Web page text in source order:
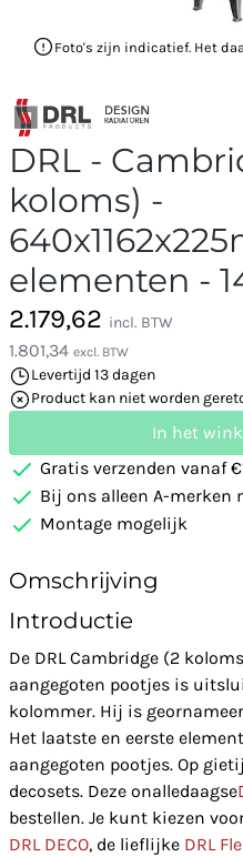
Foto's zijn indicatief. Het
DRL -
koloms) -
elementen -
2.179,62 incl. BTW
1.801,34 excl. BTW
Levertijd 13 dagen
Product kan niet worden
In het
Gratis verzenden vanaf
Bij ons alleen A-merken
Montage mogelijk
Omschrijving
Introductie
De DRL Cambridge (2
aangegoten pootjes is
kolommer. Hij is
Het laatste en eerste
aangegoten pootjes. Op
decosets. Deze onalledaagse
bestellen. Je kunt kiezen
DRL DECO, de lieflijke DRL